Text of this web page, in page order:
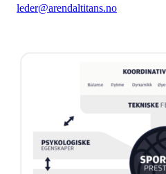
leder@arendaltitans.no